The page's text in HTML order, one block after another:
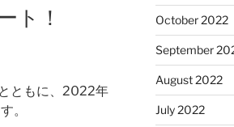
ト！
ともに、2022年
。
October 2022
September
August 2022
July 2022